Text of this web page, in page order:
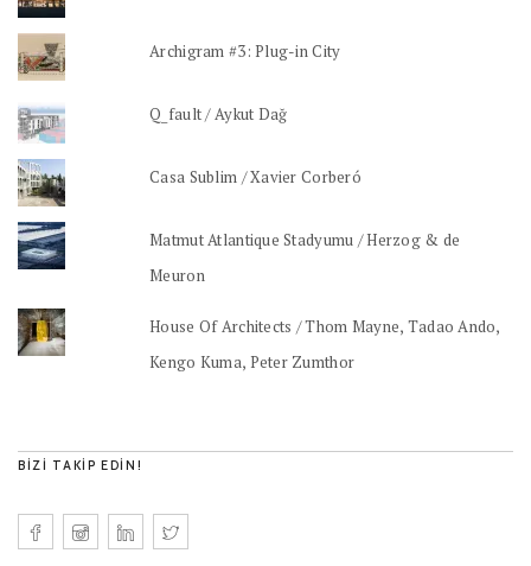
Archigram #3: Plug-in City
Q_fault / Aykut Dağ
Casa Sublim / Xavier Corberó
Matmut Atlantique Stadyumu / Herzog & de
Meuron
House Of Architects / Thom Mayne, Tadao Ando,
Kengo Kuma, Peter Zumthor
BIZI TAKIP EDIN!